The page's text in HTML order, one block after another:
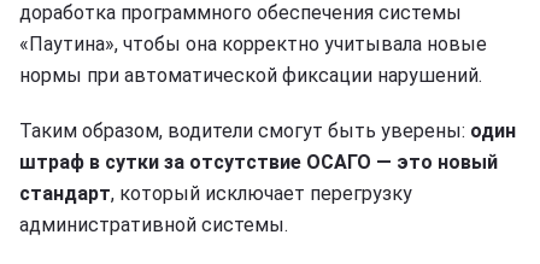
доработка программного обеспечения системы
«Паутина», чтобы она корректно учитывала новые
нормы при автоматической фиксации нарушений.
Таким образом, водители смогут быть уверены: один
штраф в сутки за отсутствие ОСАГО — это новый
стандарт, который исключает перегрузку
административной системы.